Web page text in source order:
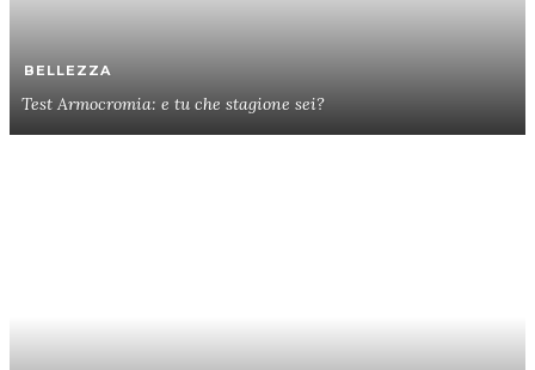
BELLEZZA
Test Armocromia: e tu che stagione sei?